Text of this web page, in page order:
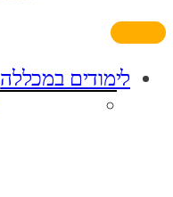
לימודים במכללה